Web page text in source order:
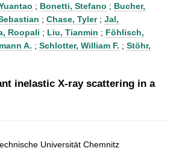
; Bonetti, Stefano ; Bucher,
; Chase, Tyler; Jal,
Roopali ; Liu, Tianmin ; Föhlisch,
A. ; Schlotter, William F. ; Stöhr,
inelastic X-ray scattering in a
Universität Chemnitz